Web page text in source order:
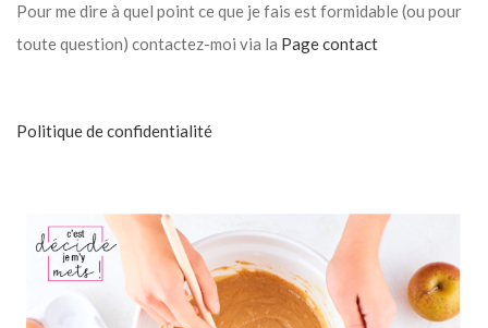
Pour me dire à quel point ce que je fais est formidable (ou pour
toute question) contactez-moi via la Page contact
Politique de confidentialité